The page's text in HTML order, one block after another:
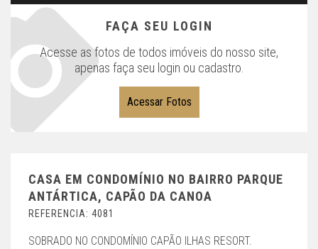
FAÇA SEU LOGIN
Acesse as fotos de todos imóveis do nosso site,
apenas faça seu login ou cadastro.
Acessar Fotos
CASA EM CONDOMÍNIO NO BAIRRO PARQUE
ANTÁRTICA, CAPÃO DA CANOA
REFERENCIA: 4081
SOBRADO NO CONDOMÍNIO CAPÃO ILHAS RESORT.